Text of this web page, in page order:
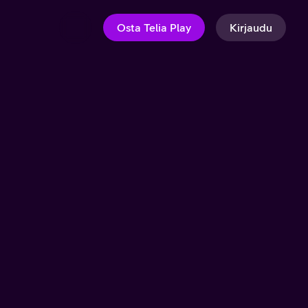
Osta Telia Play Kirjaudu